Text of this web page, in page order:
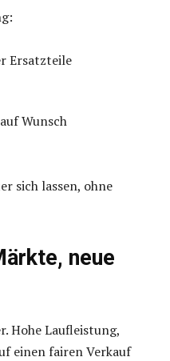
Ersatzteile
Wunsch
sich lassen, ohne
neue
Hohe Laufleistung,
einen fairen Verkauf